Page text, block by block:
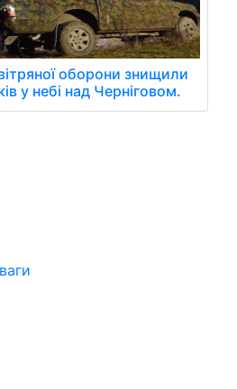
оборони знищили
у небі над Черніговом.